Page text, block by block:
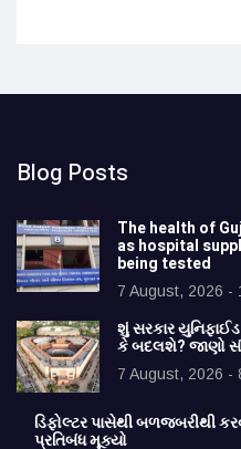
Blog Posts
The health of
as hospital
being tested
7 August, 2026 -
શું સરકાર
કે બદલશે? જાણો
7 August, 2026 -
ડિફોલ્ટર પાસેથી બળજબરીથી
પ્રતિબંધ મૂક્યો